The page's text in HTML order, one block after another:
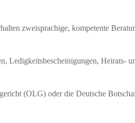
zweisprachige, kompetente
Ledigkeitsbescheinigungen, Heirats-
(OLG) oder die Deutsche